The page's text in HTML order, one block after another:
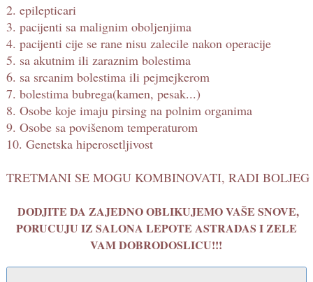
2. epilepticari
3. pacijenti sa malignim oboljenjima
4. pacijenti cije se rane nisu zalecile nakon operacije
5. sa akutnim ili zaraznim bolestima
6. sa srcanim bolestima ili pejmejkerom
7. bolestima bubrega(kamen, pesak...)
8. Osobe koje imaju pirsing na polnim organima
9. Osobe sa povišenom temperaturom
10. Genetska hiperosetljivost
TRETMANI SE MOGU KOMBINOVATI, RADI
DODJITE DA ZAJEDNO OBLIKUJEMO VAŠE SNOVE,
PORUCUJU IZ SALONA LEPOTE ASTRADAS I ZELE
VAM DOBRODOSLICU!!!